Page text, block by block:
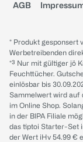
AGB
* Produkt gesponsert
Werbetreibenden
*³ Nur mit gültiger jö
Feuchttücher.
einlösbar bis
Sammelwert wird auf
im Online Shop.
in der BIPA Filiale
das tiptoi Starter-Set
der Wert iHv 54.99 €